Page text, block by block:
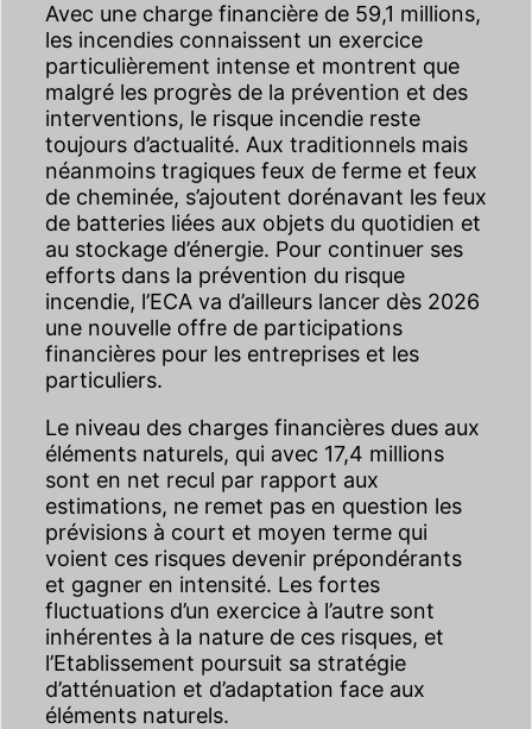
Avec une charge financière de 59,1 millions,
les incendies connaissent un exercice
particulièrement intense et montrent que
malgré les progrès de la prévention et des
interventions, le risque incendie reste
toujours d’actualité. Aux traditionnels mais
néanmoins tragiques feux de ferme et feux
de cheminée, s’ajoutent dorénavant les feux
de batteries liées aux objets du quotidien et
au stockage d’énergie. Pour continuer ses
efforts dans la prévention du risque
incendie, l’ECA va d’ailleurs lancer dès 2026
une nouvelle offre de participations
financières pour les entreprises et les
particuliers.
Le niveau des charges financières dues aux
éléments naturels, qui avec 17,4 millions
sont en net recul par rapport aux
estimations, ne remet pas en question les
prévisions à court et moyen terme qui
voient ces risques devenir prépondérants
et gagner en intensité. Les fortes
fluctuations d’un exercice à l’autre sont
inhérentes à la nature de ces risques, et
l’Etablissement poursuit sa stratégie
d’atténuation et d’adaptation face aux
éléments naturels.